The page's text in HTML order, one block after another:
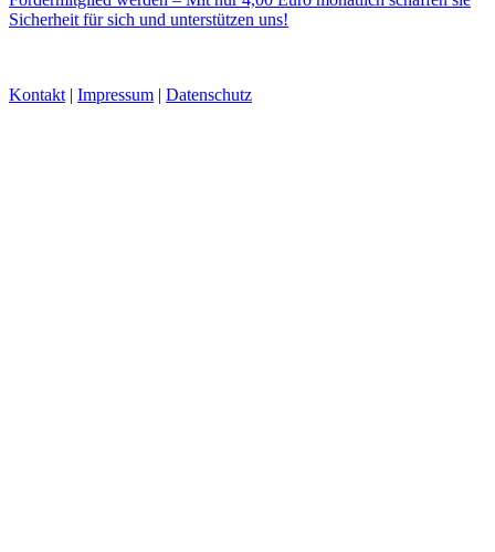
Sicherheit für sich und unterstützen uns!
Kontakt | Impressum | Datenschutz